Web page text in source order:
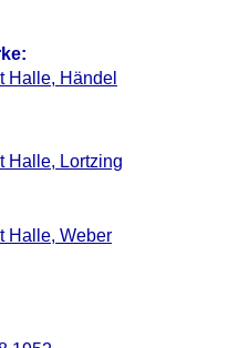
Halle, Händel
Halle, Lortzing
Halle, Weber